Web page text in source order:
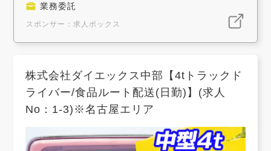
業務委託
スポンサー：求人ボックス
株式会社ダイエックス中部【4tトラックド
ライバー/食品ルート配送(日勤)】(求人
No：1-3)※名古屋エリア